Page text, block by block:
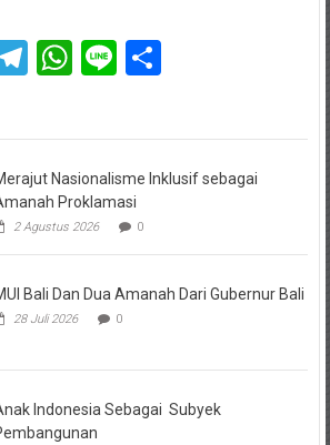
Telegram
WhatsApp
LineShare
Nasionalisme Inklusif sebagai
Proklamasi
2 Agustus 2026 0
Bali Dan Dua Amanah Dari Gubernur Bali
28 Juli 2026 0
Indonesia Sebagai Subyek